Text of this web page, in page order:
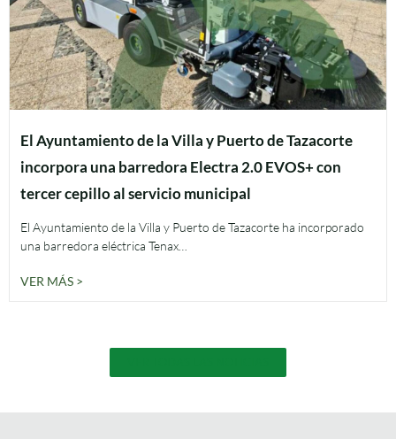
El Ayuntamiento de la Villa y Puerto de Tazacorte
incorpora una barredora Electra 2.0 EVOS+ con
tercer cepillo al servicio municipal
El Ayuntamiento de la Villa y Puerto de Tazacorte ha incorporado
una barredora eléctrica Tenax…
VER MÁS >